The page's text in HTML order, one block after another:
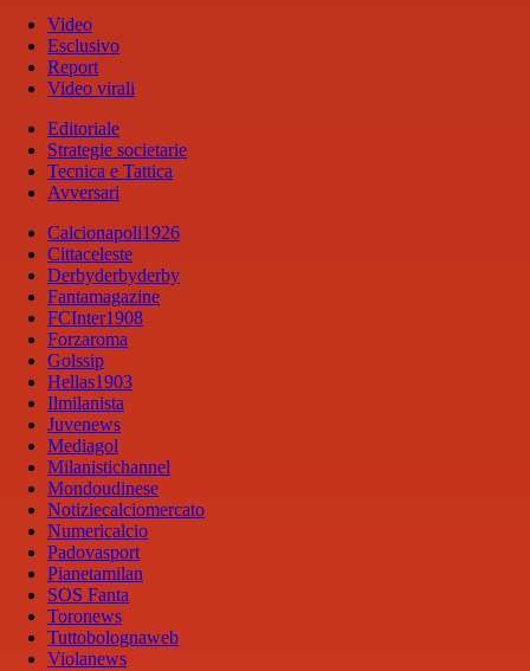
Video
Esclusivo
Report
Video virali
Editoriale
Strategie societarie
Tecnica e Tattica
Avversari
Calcionapoli1926
Cittaceleste
Derbyderbyderby
Fantamagazine
FCInter1908
Forzaroma
Golssip
Hellas1903
Ilmilanista
Juvenews
Mediagol
Milanistichannel
Mondoudinese
Notiziecalciomercato
Numericalcio
Padovasport
Pianetamilan
SOS Fanta
Toronews
Tuttobolognaweb
Violanews